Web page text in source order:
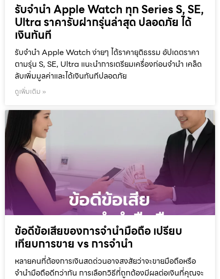
รับจำนำ Apple Watch ทุก Series S, SE,
Ultra ราคารับฝากรุ่นล่าสุด ปลอดภัย ได้
เงินทันที
รับจำนำ Apple Watch ง่ายๆ ได้ราคายุติธรรม อัปเดตราคา
ตามรุ่น S, SE, Ultra แนะนำการเตรียมเครื่องก่อนจำนำ เคล็ด
ลับเพิ่มมูลค่าและได้เงินทันทีปลอดภัย
ดูเพิ่มเติม »
ข้อดีข้อเสียของการจำนำมือถือ เปรียบ
เทียบการขาย vs การจำนำ
หลายคนที่ต้องการเงินสดด่วนอาจสงสัยว่าจะขายมือถือหรือ
จำนำมือถือดีกว่ากัน การเลือกวิธีที่ถูกต้องมีผลต่อเงินที่คุณจะ